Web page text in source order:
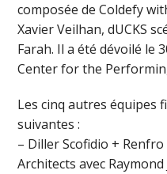
composée de Coldefy
Xavier Veilhan, dUCKS
Farah. Il a été dévoilé le
Center for the
Les cinq autres équipes
suivantes :
– Diller Scofidio +
Architects avec Raymond